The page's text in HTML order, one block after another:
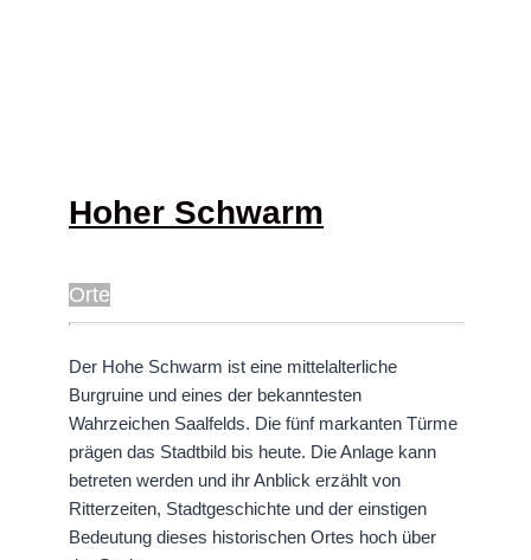
Hoher Schwarm
Orte
Der Hohe Schwarm ist eine mittelalterliche
Burgruine und eines der bekanntesten
Wahrzeichen Saalfelds. Die fünf markanten Türme
prägen das Stadtbild bis heute. Die Anlage kann
betreten werden und ihr Anblick erzählt von
Ritterzeiten, Stadtgeschichte und der einstigen
Bedeutung dieses historischen Ortes hoch über